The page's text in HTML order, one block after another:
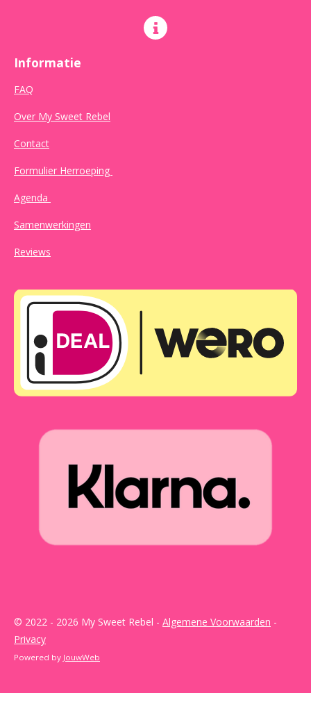
Informatie
FAQ
Over My Sweet Rebel
Contact
Formulier Herroeping
Agenda
Samenwerkingen
Reviews
© 2022 - 2026 My Sweet Rebel - Algemene Voorwaarden -
Privacy
Powered by JouwWeb